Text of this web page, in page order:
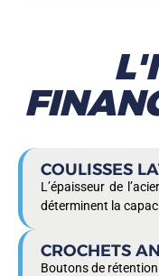
COULISSES
L’épaisseur de
déterminent la
CROCHETS
Boutons de